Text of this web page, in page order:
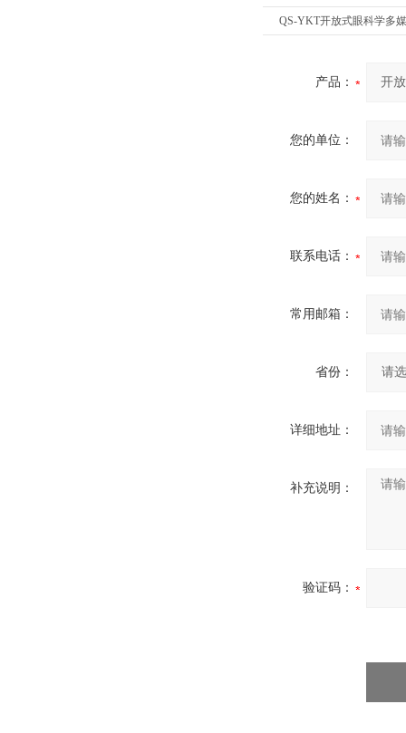
QS-YKT开放式眼科学多
产品：
您的单位：
您的姓名：
联系电话：
常用邮箱：
省份：
详细地址：
补充说明：
验证码：